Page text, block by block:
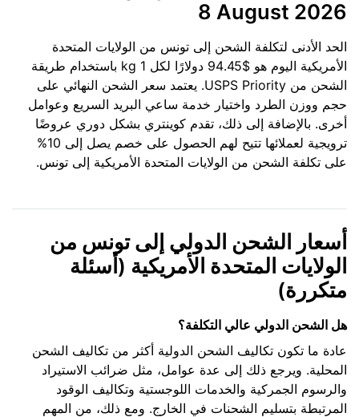
8 August 2026
الحد الأدنى لتكلفة الشحن إلى تونس من الولايات المتحدة
الأمريكية اليوم هو $94.45 دولارًا لكل 1 kg باستخدام طريقة
الشحن من USPS Priority. يعتمد سعر الشحن النهائي على
حجم ووزن الطرد واختيار خدمة ساعي البريد السريع وعوامل
أخرى. بالإضافة إلى ذلك، تقدم كوينتري بشكل دوري عروضًا
ترويجية لعملائها تتيح لهم الحصول على خصم يصل إلى 10%
على تكلفة الشحن من الولايات المتحدة الأمريكية إلى تونس.
أسعار الشحن الدولي إلى تونس من
الولايات المتحدة الأمريكية (أسئلة
متكررة)
هل الشحن الدولي عالي التكلفة؟
عادة ما تكون تكاليف الشحن الدولية أكثر من تكاليف الشحن
المحلية. ويرجع ذلك إلى عدة عوامل، مثل ضرائب الاستيراد
والرسوم الجمركية والخدمات اللوجستية وتكاليف الوقود
المرتبطة بتسليم الشحنات في الخارج. ومع ذلك، من المهم